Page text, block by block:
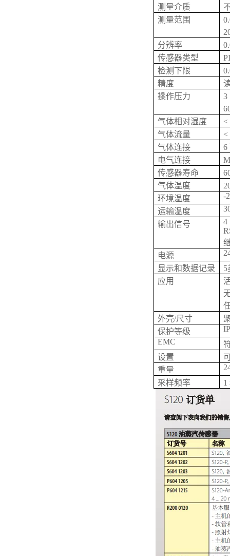
测量介质
测量范围
分辨率
传感器类型
检测下限
精度
操作压力
3
气体相对湿度
<
气体流量
<
气体连接
6
电气连接
传感器寿命
气体温度
环境温度
-
运输温度
输出信号
4
电源
显示和数据记录
5
应用
外壳/尺寸
保护等级
EMC
设置
重量
采样频率
1